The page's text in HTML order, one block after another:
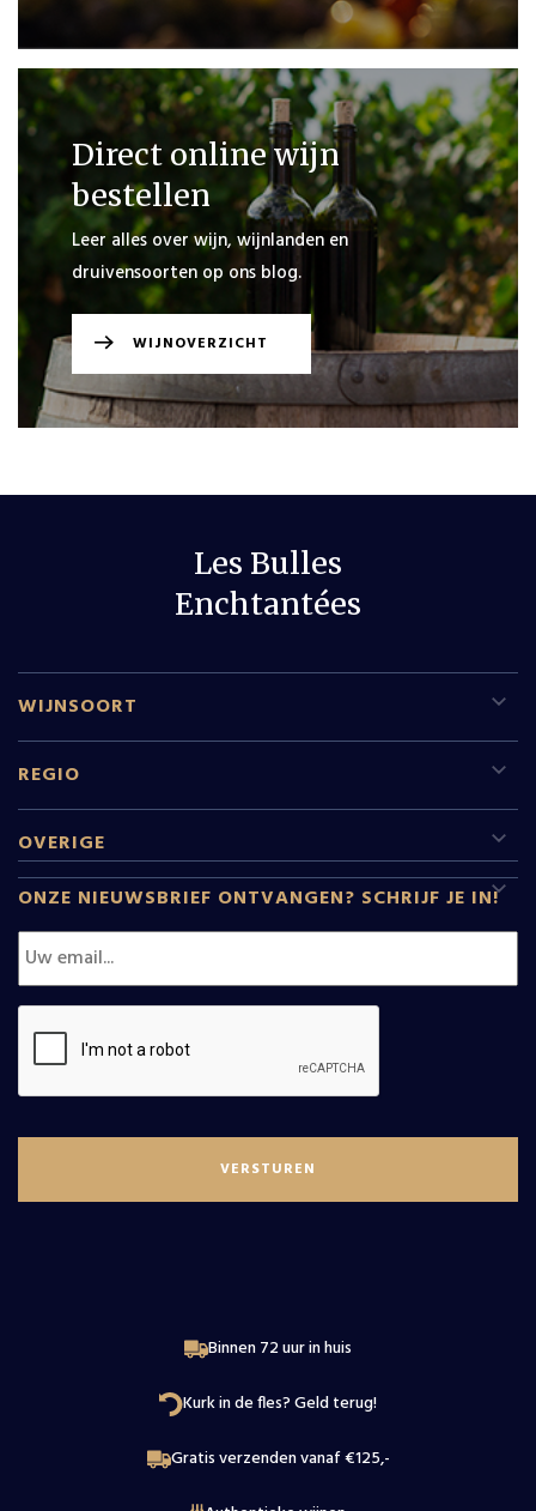
Direct online wijn
bestellen
Leer alles over wijn, wijnlanden en
druivensoorten op ons blog.
WIJNOVERZICHT
Les Bulles
Enchtantées
WIJNSOORT
Rode wijn
Witte wijn
Mousserende wijn
Dessertwijn
Rose
Alle wijnen
REGIO
Sud Pfalz
Champagne
Rhone
D.O. Monstant
Douro
Beaujolais
Loire
OVERIGE
Wijnen
Relatiegeschenken
Wijnmakers
Nieuws
Leeftijdscheck
ONZE NIEUWSBRIEF ONTVANGEN? SCHRIJF JE IN!
Binnen 72 uur in huis
Kurk in de fles? Geld terug!
Gratis verzenden vanaf €125,-